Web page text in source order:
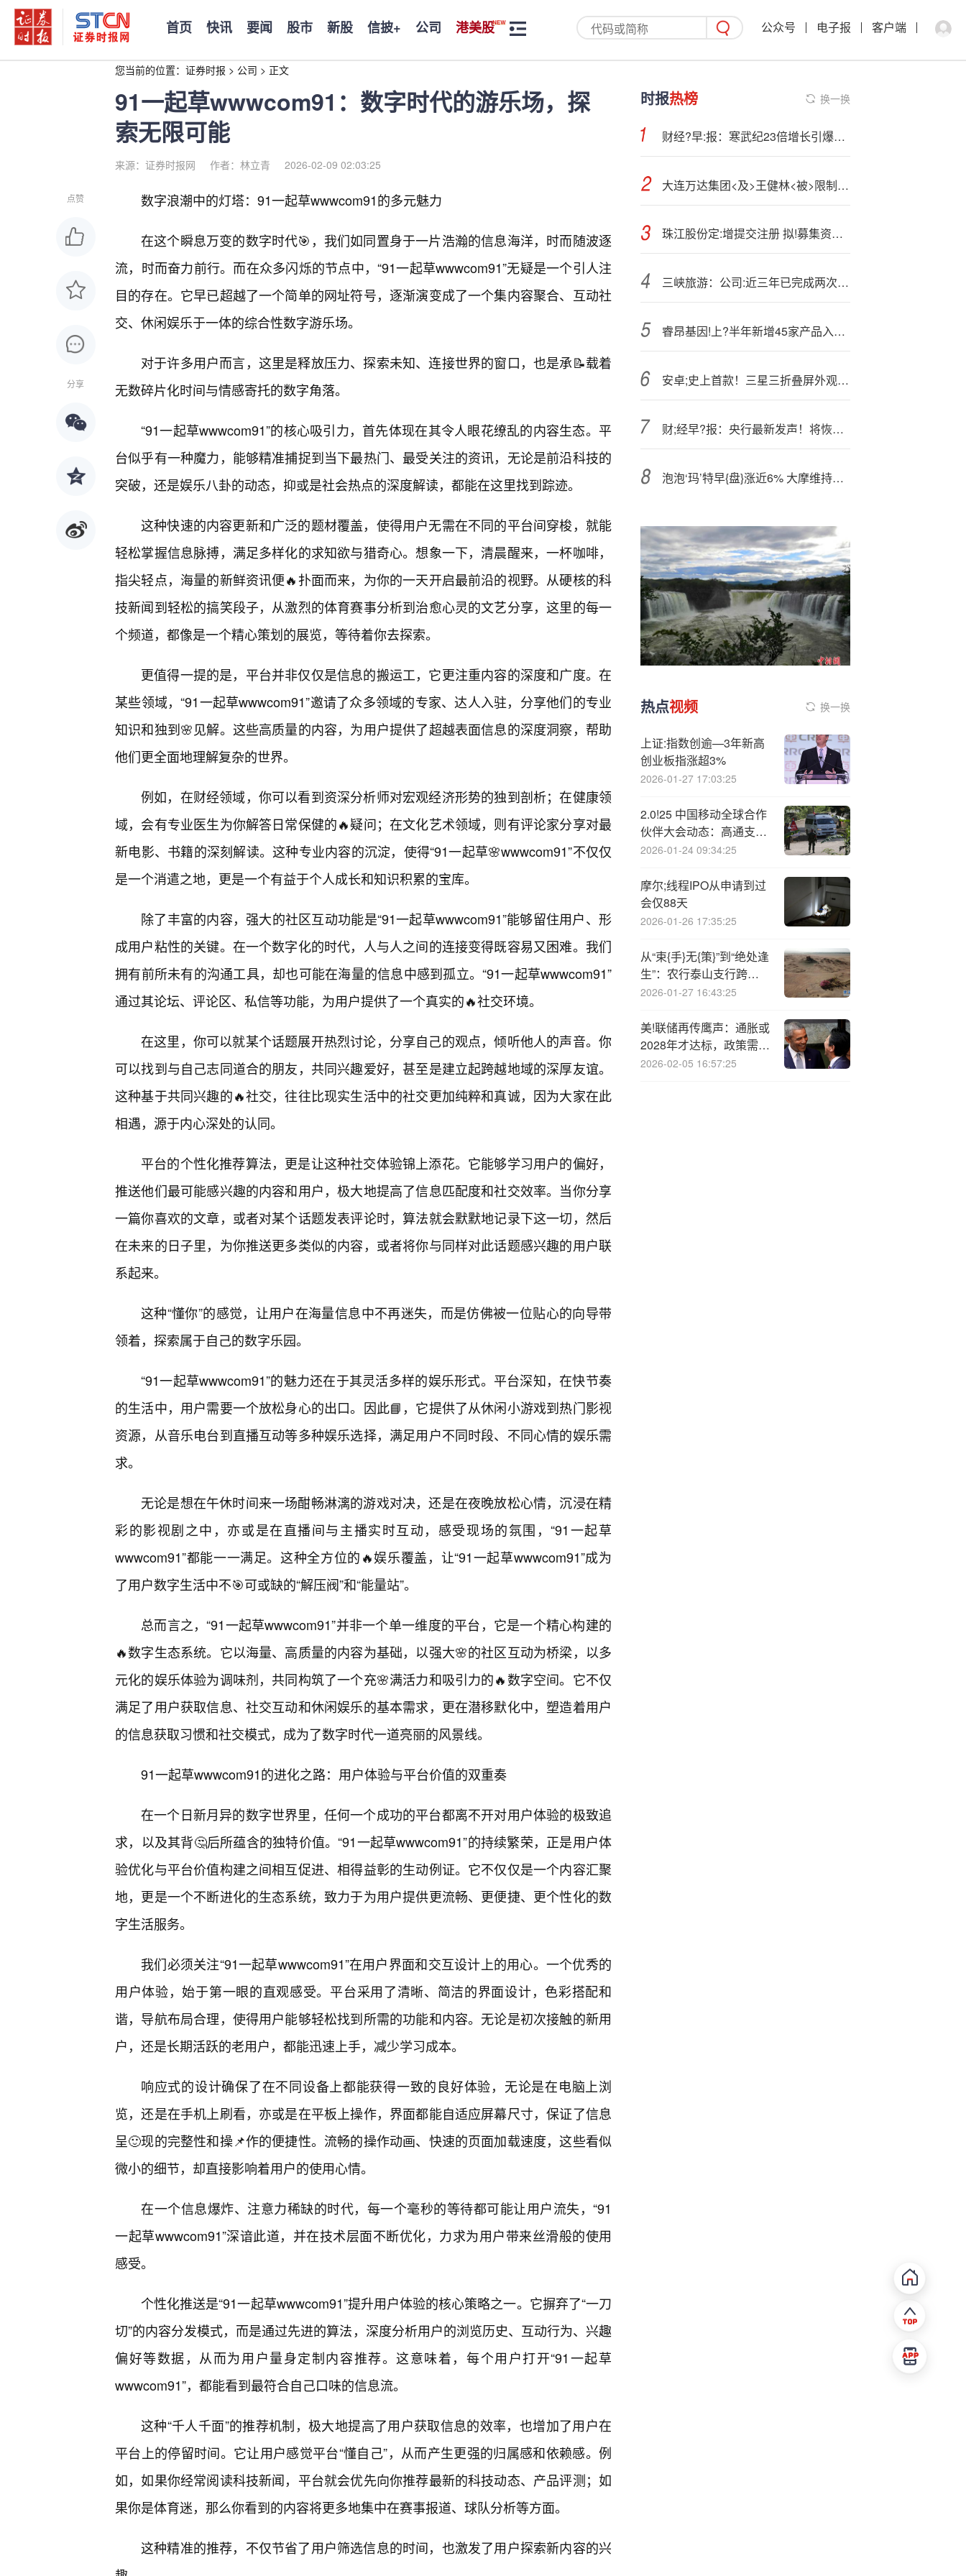
首页 快讯 要闻 股市 新股 信披+ 公司 港美股 公众号 电子报 客户端
您当前的位置： 证券时报 > 公司 > 正文
91一起草wwwcom91：数字时代的游乐场，探
索无限可能
来源：证券时报网 作者：林立青 2026-02-09 02:03:25
点赞
分享
数字浪潮中的灯塔：91一起草wwwcom91的多元魅力
在这个瞬息万变的数字时代🎯，我们如同置身于一片浩瀚的信息海洋，时而随波逐
流，时而奋力前行。而在众多闪烁的节点中，“91一起草wwwcom91”无疑是一个引人注
目的存在。它早已超越了一个简单的网址符号，逐渐演变成了一个集内容聚合、互动社
交、休闲娱乐于一体的综合性数字游乐场。
对于许多用户而言，这里是释放压力、探索未知、连接世界的窗口，也是承📝载着
无数碎片化时间与情感寄托的数字角落。
“91一起草wwwcom91”的核心吸引力，首先体现在其令人眼花缭乱的内容生态。平
台似乎有一种魔力，能够精准捕捉到当下最热门、最受关注的资讯，无论是前沿科技的
突破，还是娱乐八卦的动态，抑或是社会热点的深度解读，都能在这里找到踪迹。
这种快速的内容更新和广泛的题材覆盖，使得用户无需在不同的平台间穿梭，就能
轻松掌握信息脉搏，满足多样化的求知欲与猎奇心。想象一下，清晨醒来，一杯咖啡，
指尖轻点，海量的新鲜资讯便🔥扑面而来，为你的一天开启最前沿的视野。从硬核的科
技新闻到轻松的搞笑段子，从激烈的体育赛事分析到治愈心灵的文艺分享，这里的每一
个频道，都像是一个精心策划的展览，等待着你去探索。
更值得一提的是，平台并非仅仅是信息的搬运工，它更注重内容的深度和广度。在
某些领域，“91一起草wwwcom91”邀请了众多领域的专家、达人入驻，分享他们的专业
知识和独到🌸见解。这些高质量的内容，为用户提供了超越表面信息的深度洞察，帮助
他们更全面地理解复杂的世界。
例如，在财经领域，你可以看到资深分析师对宏观经济形势的独到剖析；在健康领
域，会有专业医生为你解答日常保健的🔥疑问；在文化艺术领域，则有评论家分享对最
新电影、书籍的深刻解读。这种专业内容的沉淀，使得“91一起草🌸wwwcom91”不仅仅
是一个消遣之地，更是一个有益于个人成长和知识积累的宝库。
除了丰富的内容，强大的社区互动功能是“91一起草wwwcom91”能够留住用户、形
成用户粘性的关键。在一个数字化的时代，人与人之间的连接变得既容易又困难。我们
拥有前所未有的沟通工具，却也可能在海量的信息中感到孤立。“91一起草wwwcom91”
通过其论坛、评论区、私信等功能，为用户提供了一个真实的🔥社交环境。
在这里，你可以就某个话题展开热烈讨论，分享自己的观点，倾听他人的声音。你
可以找到与自己志同道合的朋友，共同兴趣爱好，甚至是建立起跨越地域的深厚友谊。
这种基于共同兴趣的🔥社交，往往比现实生活中的社交更加纯粹和真诚，因为大家在此
相遇，源于内心深处的认同。
平台的个性化推荐算法，更是让这种社交体验锦上添花。它能够学习用户的偏好，
推送他们最可能感兴趣的内容和用户，极大地提高了信息匹配度和社交效率。当你分享
一篇你喜欢的文章，或者对某个话题发表评论时，算法就会默默地记录下这一切，然后
在未来的日子里，为你推送更多类似的内容，或者将你与同样对此话题感兴趣的用户联
系起来。
这种“懂你”的感觉，让用户在海量信息中不再迷失，而是仿佛被一位贴心的向导带
领着，探索属于自己的数字乐园。
“91一起草wwwcom91”的魅力还在于其灵活多样的娱乐形式。平台深知，在快节奏
的生活中，用户需要一个放松身心的出口。因此📘，它提供了从休闲小游戏到热门影视
资源，从音乐电台到直播互动等多种娱乐选择，满足用户不同时段、不同心情的娱乐需
求。
无论是想在午休时间来一场酣畅淋漓的游戏对决，还是在夜晚放松心情，沉浸在精
彩的影视剧之中，亦或是在直播间与主播实时互动，感受现场的氛围，“91一起草
wwwcom91”都能一一满足。这种全方位的🔥娱乐覆盖，让“91一起草wwwcom91”成为
了用户数字生活中不🎯可或缺的“解压阀”和“能量站”。
总而言之，“91一起草wwwcom91”并非一个单一维度的平台，它是一个精心构建的
🔥数字生态系统。它以海量、高质量的内容为基础，以强大🌸的社区互动为桥梁，以多
元化的娱乐体验为调味剂，共同构筑了一个充🌸满活力和吸引力的🔥数字空间。它不仅
满足了用户获取信息、社交互动和休闲娱乐的基本需求，更在潜移默化中，塑造着用户
的信息获取习惯和社交模式，成为了数字时代一道亮丽的风景线。
91一起草wwwcom91的进化之路：用户体验与平台价值的双重奏
在一个日新月异的数字世界里，任何一个成功的平台都离不开对用户体验的极致追
求，以及其背🤔后所蕴含的独特价值。“91一起草wwwcom91”的持续繁荣，正是用户体
验优化与平台价值构建之间相互促进、相得益彰的生动例证。它不仅仅是一个内容汇聚
地，更是一个不断进化的生态系统，致力于为用户提供更流畅、更便捷、更个性化的数
字生活服务。
我们必须关注“91一起草wwwcom91”在用户界面和交互设计上的用心。一个优秀的
用户体验，始于第一眼的直观感受。平台采用了清晰、简洁的界面设计，色彩搭配和
谐，导航布局合理，使得用户能够轻松找到所需的功能和内容。无论是初次接触的新用
户，还是长期活跃的老用户，都能迅速上手，减少学习成本。
响应式的设计确保了在不同设备上都能获得一致的良好体验，无论是在电脑上浏
览，还是在手机上刷看，亦或是在平板上操作，界面都能自适应屏幕尺寸，保证了信息
呈🙂现的完整性和操📌作的便捷性。流畅的操作动画、快速的页面加载速度，这些看似
微小的细节，却直接影响着用户的使用心情。
在一个信息爆炸、注意力稀缺的时代，每一个毫秒的等待都可能让用户流失，“91
一起草wwwcom91”深谙此道，并在技术层面不断优化，力求为用户带来丝滑般的使用
感受。
个性化推送是“91一起草wwwcom91”提升用户体验的核心策略之一。它摒弃了“一刀
切”的内容分发模式，而是通过先进的算法，深度分析用户的浏览历史、互动行为、兴趣
偏好等数据，从而为用户量身定制内容推荐。这意味着，每个用户打开“91一起草
wwwcom91”，都能看到最符合自己口味的信息流。
这种“千人千面”的推荐机制，极大地提高了用户获取信息的效率，也增加了用户在
平台上的停留时间。它让用户感觉平台“懂自己”，从而产生更强的归属感和依赖感。例
如，如果你经常阅读科技新闻，平台就会优先向你推荐最新的科技动态、产品评测；如
果你是体育迷，那么你看到的内容将更多地集中在赛事报道、球队分析等方面。
这种精准的推荐，不仅节省了用户筛选信息的时间，也激发了用户探索新内容的兴
时报热榜 换一换
财经?早:报：寒武纪23倍增长引爆科技股 全球储备资产大变局央行“买买买”丨2025年10月21日
大连万达集团<及>王健林<被>限制高消费
珠江股份定:增提交注册 拟!募集资金7.38亿元
三峡旅游：公司:近三年已完成两次股份回购
睿昂基因!上?半年新增45家产品入院 中期拟10派1.7元
安卓;史上首款！三星三折叠屏外观曝光：跟华为完全不一样
财;经早?报：央行最新发声！将恢复公开市场国债买卖，证监会将启动实施深化创业板改革丨2025年10月28日
泡泡‘玛’特早{盘}涨近6% 大摩维持其“增持”评级
热点视频 换一换
上证:指数创逾—3年新高
创业板指涨超3%
2026-01-27 17:03:25
2.0!25 中国移动全球合作
伙伴大会动态：高通支持
中国移动的全球化发展与
2026-01-24 09:34:25
摩尔;线程IPO从申请到过
会仅88天
2026-01-26 17:35:25
从“束{手}无{策}”到“绝处逢
生”：农行泰山支行跨部
门“接力赛”护住百万投资
2026-01-27 16:43:25
美!联储再传鹰声：通胀或
2028年才达标，政策需维
持限制性
2026-02-05 16:57:25